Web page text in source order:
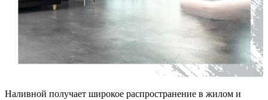
Наливной получает широкое распространение в жилом и